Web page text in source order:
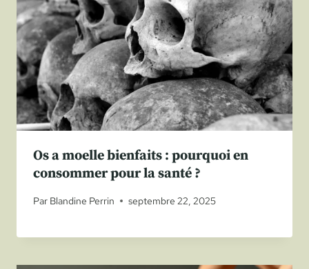
Os a moelle bienfaits : pourquoi en
consommer pour la santé ?
Par Blandine Perrin septembre 22, 2025